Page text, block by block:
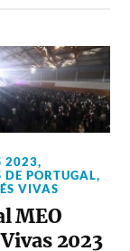
2023,
DE PORTUGAL,
VIVAS
MEO
2023